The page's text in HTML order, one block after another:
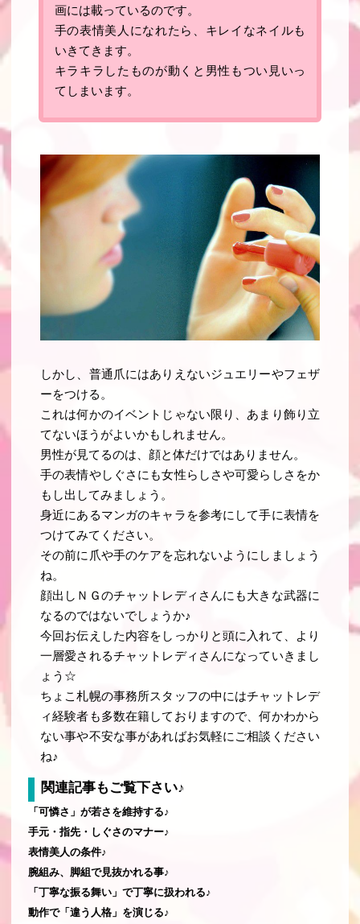
画には載っているのです。
手の表情美人になれたら、キレイなネイルも
いきてきます。
キラキラしたものが動くと男性もつい見いっ
てしまいます。
しかし、普通爪にはありえないジュエリーやフェザ
ーをつける。
これは何かのイベントじゃない限り、あまり飾り立
てないほうがよいかもしれません。
男性が見てるのは、顔と体だけではありません。
手の表情やしぐさにも女性らしさや可愛らしさをか
もし出してみましょう 。
身近にあるマンガのキャラを参考にして手に表情を
つけてみてください。
その前に爪や手のケアを忘れないようにしましょう
ね。
顔出しＮＧのチャットレディさんにも大きな武器に
なるのではないでしょうか♪
今回お伝えした内容をしっかりと頭に入れて、より
一層愛されるチャットレディさんになっていきまし
ょう☆
ちょこ札幌の事務所スタッフの中にはチャットレデ
ィ経験者も多数在籍しておりますので、何かわから
ない事や不安な事があればお気軽にご相談ください
ね♪
関連記事もご覧下さい♪
「可憐さ」が若さを維持する♪
手元・指先・しぐさのマナー♪
表情美人の条件♪
腕組み、脚組で見抜かれる事♪
「丁寧な振る舞い」で丁寧に扱われる♪
動作で「違う人格」を演じる♪